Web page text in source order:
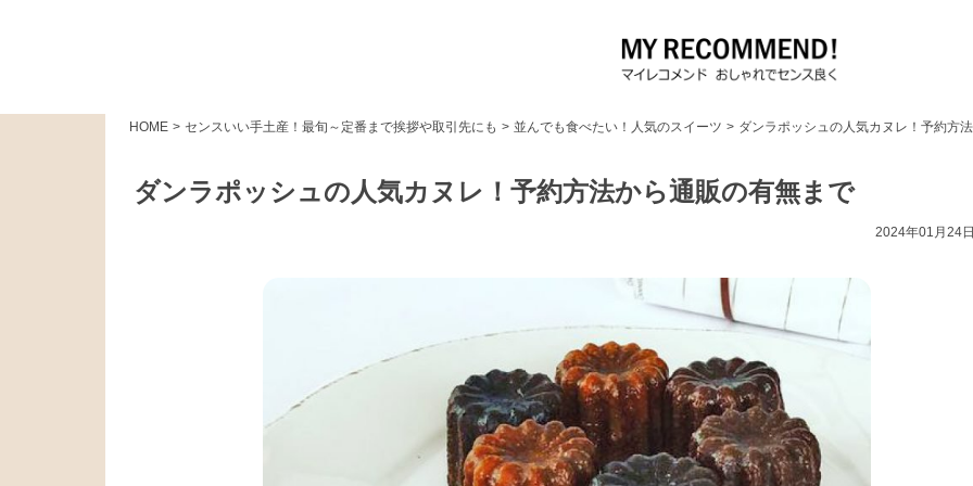
HOME > センスいい手土産！最旬～定番まで挨拶や取引先にも > 並んでも食べたい！人気のスイーツ > ダンラポッシュの人気カヌレ！予約方
ダンラポッシュの人気カヌレ！予約方法から通販の有無まで
2024年01月24